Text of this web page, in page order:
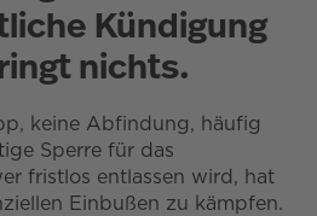
Kündigung
nichts.
keine Abfindung, häufig
Sperre für das
fristlos entlassen wird, hat
Einbußen zu kämpfen.